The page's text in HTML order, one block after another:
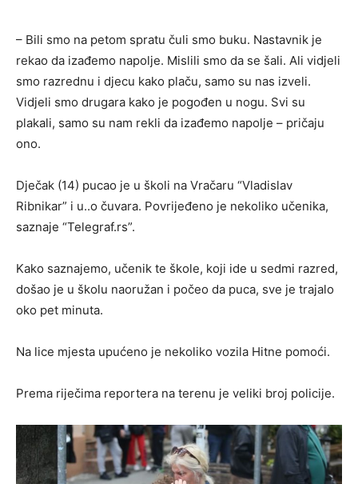
– Bili smo na petom spratu čuli smo buku. Nastavnik je
rekao da izađemo napolje. Mislili smo da se šali. Ali vidjeli
smo razrednu i djecu kako plaču, samo su nas izveli.
Vidjeli smo drugara kako je pogođen u nogu. Svi su
plakali, samo su nam rekli da izađemo napolje – pričaju
ono.
Dječak (14) pucao je u školi na Vračaru “Vladislav
Ribnikar” i u..o čuvara. Povrijeđeno je nekoliko učenika,
saznaje “Telegraf.rs”.
Kako saznajemo, učenik te škole, koji ide u sedmi razred,
došao je u školu naoružan i počeo da puca, sve je trajalo
oko pet minuta.
Na lice mjesta upućeno je nekoliko vozila Hitne pomoći.
Prema riječima reportera na terenu je veliki broj policije.